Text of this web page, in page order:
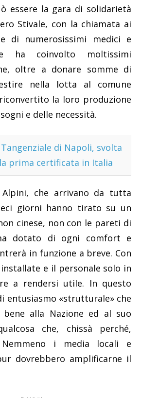
essere la gara di solidarietà
Stivale, con la chiamata ai
di numerosissimi medici e
ha coinvolto moltissimi
oltre a donare somme di
nella lotta al comune
la loro produzione
e delle necessità.
Tangenziale di Napoli, svolta
prima certificata in Italia
che arrivano da tutta
giorni hanno tirato su un
cinese, non con le pareti di
dotato di ogni comfort e
in funzione a breve. Con
e il personale solo in
a rendersi utile. In questo
entusiasmo «strutturale» che
bene alla Nazione ed al suo
che, chissà perché,
Nemmeno i media locali e
dovrebbero amplificarne il